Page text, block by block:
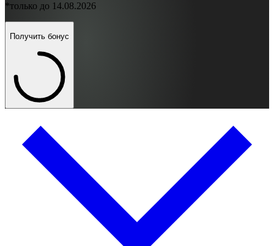
*только до 14.08.2026
Получить бонус